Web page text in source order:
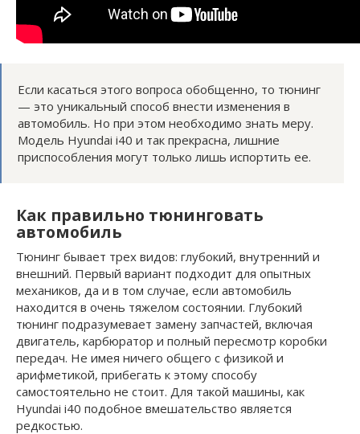
Если касаться этого вопроса обобщенно, то тюнинг
— это уникальный способ внести изменения в
автомобиль. Но при этом необходимо знать меру.
Модель Hyundai i40 и так прекрасна, лишние
приспособления могут только лишь испортить ее.
Как правильно тюнинговать
автомобиль
Тюнинг бывает трех видов: глубокий, внутренний и
внешний. Первый вариант подходит для опытных
механиков, да и в том случае, если автомобиль
находится в очень тяжелом состоянии. Глубокий
тюнинг подразумевает замену запчастей, включая
двигатель, карбюратор и полный пересмотр коробки
передач. Не имея ничего общего с физикой и
арифметикой, прибегать к этому способу
самостоятельно не стоит. Для такой машины, как
Hyundai i40 подобное вмешательство является
редкостью.